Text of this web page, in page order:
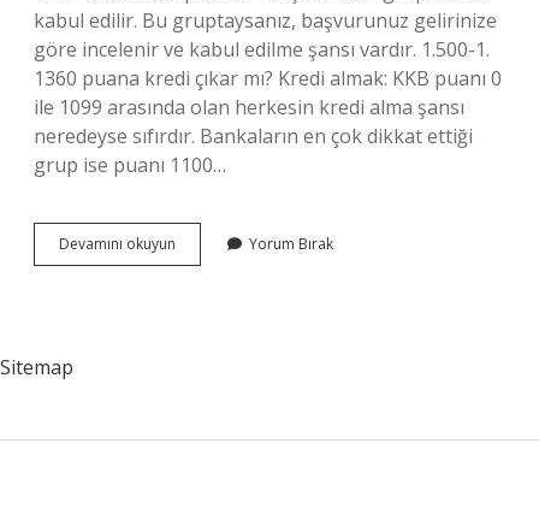
kabul edilir. Bu gruptaysanız, başvurunuz gelirinize
göre incelenir ve kabul edilme şansı vardır. 1.500-1.
1360 puana kredi çıkar mı? Kredi almak: KKB puanı 0
ile 1099 arasında olan herkesin kredi alma şansı
neredeyse sıfırdır. Bankaların en çok dikkat ettiği
grup ise puanı 1100…
Devamını okuyun
Puana
Yorum Bırak
Sitemap